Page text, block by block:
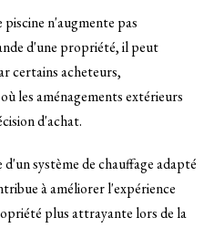
piscine n'augmente pas
d'une propriété, il peut
certains acheteurs,
les aménagements extérieurs
d'achat.
système de chauffage adapté
à améliorer l'expérience
plus attrayante lors de la